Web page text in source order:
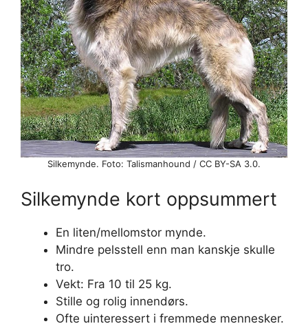
Silkemynde. Foto: Talismanhound / CC BY-SA 3.0.
Silkemynde kort oppsummert
En liten/mellomstor mynde.
Mindre pelsstell enn man kanskje skulle
tro.
Vekt: Fra 10 til 25 kg.
Stille og rolig innendørs.
Ofte uinteressert i fremmede mennesker.